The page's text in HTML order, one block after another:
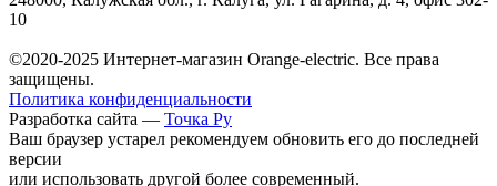
10
©2020-2025 Интернет-магазин Orange-electric. Все права
защищены.
Политика конфиденциальности
Разработка сайта — Точка Ру
Ваш браузер устарел рекомендуем обновить его до последней
версии
или использовать другой более современный.